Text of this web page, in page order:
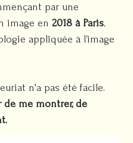
par une
image en2018 à Paris,
appliquée à l’image
n'a pas été facile.
de me montrer, de